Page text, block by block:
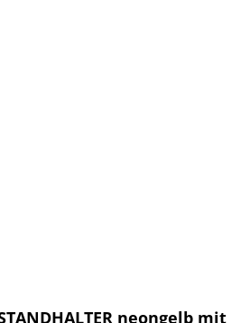
neongelb mit